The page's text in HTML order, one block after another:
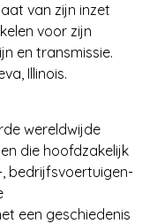
van zijn inzet
voor zijn
en transmissie.
Illinois.
wereldwijde
die hoofdzakelijk
bedrijfsvoertuigen-
een geschiedenis